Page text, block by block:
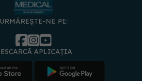
APLICAȚIA
Gestionați Contact